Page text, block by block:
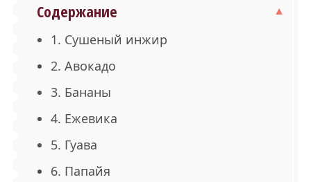
Содержание
1. Сушеный инжир
2. Авокадо
3. Бананы
4. Ежевика
5. Гуава
6. Папайя